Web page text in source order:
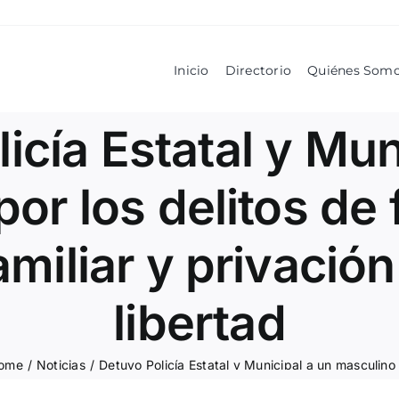
Inicio Directorio Quiénes
Estatal y
los delitos de
y
libertad
/ Noticias /